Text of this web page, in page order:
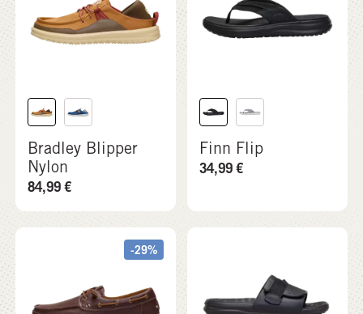
Bradley Blipper
Nylon
84,99€
Finn Flip
34,99€
-29%